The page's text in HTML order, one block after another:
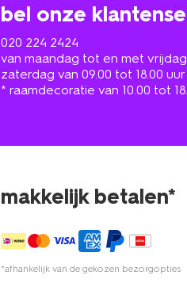
bel onze
020 224 2424
van maandag tot en met
zaterdag van 09.00 tot 18.00 uur
* raamdecoratie van 10.00 tot
makkelijk betalen*
*afhankelijk van de gekozen bezorgopties